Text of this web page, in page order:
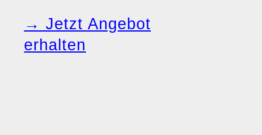
→ Jetzt Angebot
erhalten